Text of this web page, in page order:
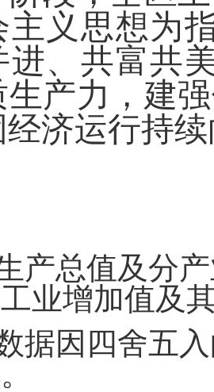
主义思想为
进、共富共
生产力，建
经济运行持
产总值及分
业增加值及
据因四舍五